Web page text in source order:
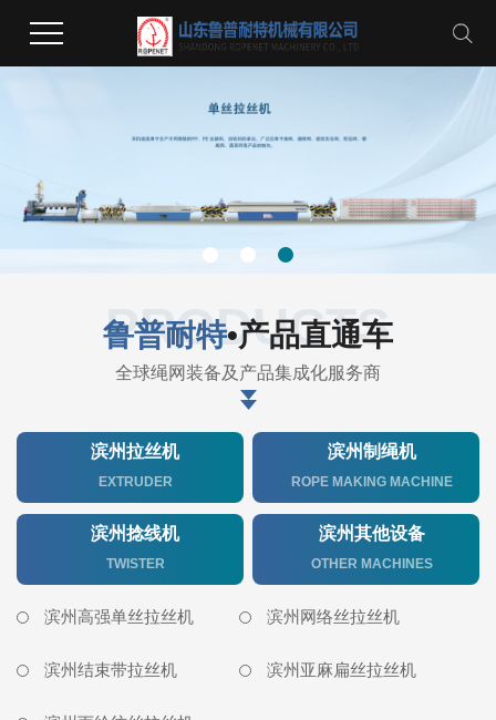
PRODUCTS
鲁普耐特•产品直通车
全球绳网装备及产品集成化服务商
滨州拉丝机
EXTRUDER
滨州制绳机
ROPE MAKING MACHINE
滨州捻线机
TWISTER
滨州其他设备
OTHER MACHINES
滨州高强单丝拉丝机 滨州网络丝拉丝机
滨州结束带拉丝机 滨州亚麻扁丝拉丝机